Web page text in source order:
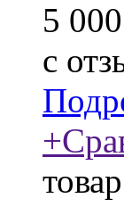
5 000
c
+